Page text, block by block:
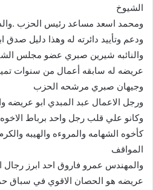
الشيوخ
ومحمد اسعد مساعد رئيس الحزب
ودعم وتأييد دائرته له وهذا دليل صدق
والنائبه شيرين صبري عضو مجلس
عريضه له سابقه أعمال من سنوات
وجيهان صبري مرشحه الحزب
ورجل الاعمال عبد المبدي ابو عريضه
وكانو علي قلب رجل واحد برباط
كأخوه الشهامه والمروءه والهيبه
المواقف
والمهندس عمرو فاروق احد ابرز رجال
عريضه هو الحصان الاقوي في سباق